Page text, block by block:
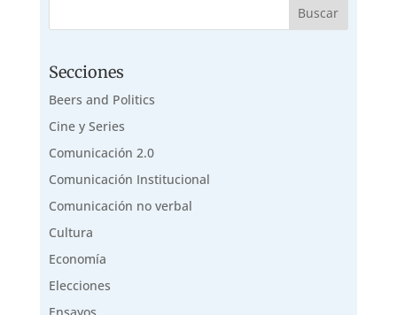
Secciones
Beers and Politics
Cine y Series
Comunicación 2.0
Comunicación Institucional
Comunicación no verbal
Cultura
Economía
Elecciones
Ensayos